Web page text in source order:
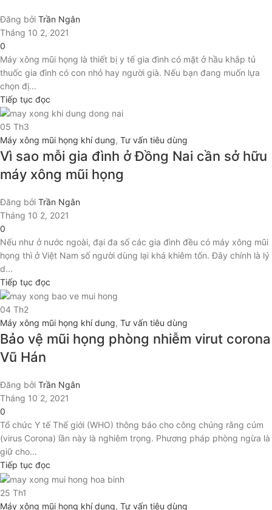
Đăng bởi Trần Ngân
Tháng 10 2, 2021
0
Máy xông mũi họng là thiết bị y tế gia đình có mặt ở hầu khắp tủ
thuốc gia đình có con nhỏ hay người già. Nếu bạn đang muốn lựa
chọn đị...
Tiếp tục đọc
05 Th3
Máy xông mũi họng khí dung, Tư vấn tiêu dùng
Vì sao mỗi gia đình ở Đồng Nai cần sở hữu
máy xông mũi họng
Đăng bởi Trần Ngân
Tháng 10 2, 2021
0
Nếu như ở nước ngoài, đại đa số các gia đình đều có máy xông mũi
họng thì ở Việt Nam số người dùng lại khá khiêm tốn. Đây chính là lý
d...
Tiếp tục đọc
04 Th2
Máy xông mũi họng khí dung, Tư vấn tiêu dùng
Bảo vệ mũi họng phòng nhiễm virut corona
Vũ Hán
Đăng bởi Trần Ngân
Tháng 10 2, 2021
0
Tổ chức Y tế Thế giới (WHO) thông báo cho công chúng rằng cúm
(virus Corona) lần này là nghiêm trọng. Phương pháp phòng ngừa là
giữ cho...
Tiếp tục đọc
25 Th1
Máy xông mũi họng khí dung, Tư vấn tiêu dùng